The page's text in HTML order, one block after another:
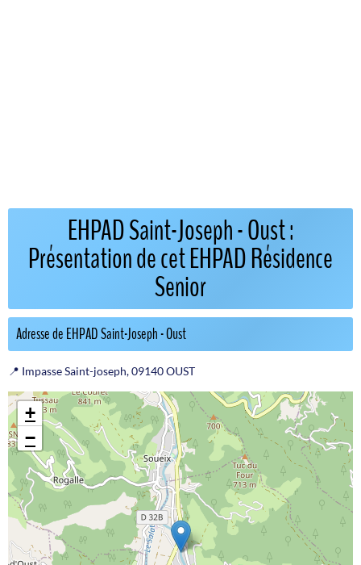
EHPAD Saint-Joseph - Oust :
Présentation de cet EHPAD Résidence
Senior
Adresse de EHPAD Saint-Joseph - Oust
📍 Impasse Saint-joseph, 09140 OUST
+
−